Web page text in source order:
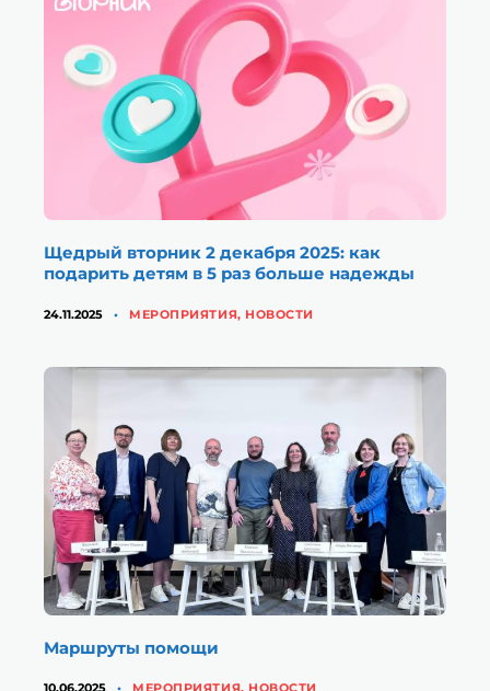
Щедрый вторник 2 декабря 2025: как
подарить детям в 5 раз больше надежды
24.11.2025 КАТЕГОРИИ
МЕРОПРИЯТИЯ, НОВОСТИ
Маршруты помощи
КАТЕГОРИИ